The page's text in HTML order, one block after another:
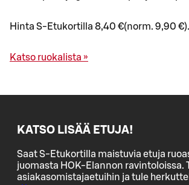
Hinta S-Etukortilla 8,40 €(norm. 9,90 €).
Katso ruokalista »
KATSO LISÄÄ ETUJA!
Saat S-Etukortilla maistuvia etuja
juomasta HOK-Elannon ravintoloissa.
asiakasomistajaetuihin ja tule